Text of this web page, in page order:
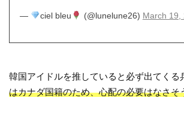
— ciel bleu (@lunelune26) March 19,
韓国アイドルを推していると必ず出てくる
はカナダ国籍のため、心配の必要はなさそ